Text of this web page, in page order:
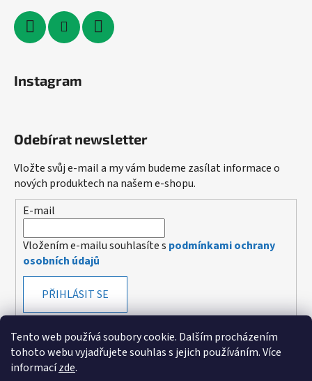
Tento web používá soubory cookie. Dalším procházením
tohoto webu vyjadřujete souhlas s jejich používáním. Více
informacízde.
Instagram
Odebírat newsletter
Vložte svůj e-mail a my vám budeme zasílat informace o
nových produktech na našem e-shopu.
E-mail
Vložením e-mailu souhlasíte s podmínkami ochrany
osobních údajů
PŘIHLÁSIT SE